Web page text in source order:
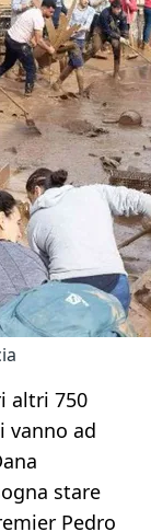
altri 750
vanno ad
stare
Pedro